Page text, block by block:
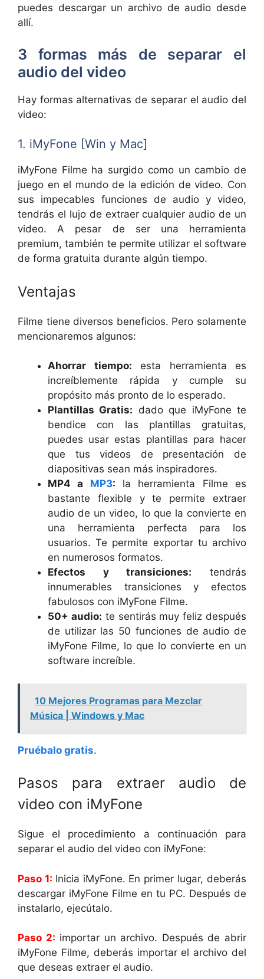
puedes descargar un archivo de audio desde
allí.
3 formas más de separar el
audio del video
Hay formas alternativas de separar el audio del
video:
1. iMyFone [Win y Mac]
iMyFone Filme ha surgido como un cambio de
juego en el mundo de la edición de video. Con
sus impecables funciones de audio y video,
tendrás el lujo de extraer cualquier audio de un
video. A pesar de ser una herramienta
premium, también te permite utilizar el software
de forma gratuita durante algún tiempo.
Ventajas
Filme tiene diversos beneficios. Pero solamente
mencionaremos algunos:
Ahorrar tiempo: esta herramienta es
increíblemente rápida y cumple su
propósito más pronto de lo esperado.
Plantillas Gratis: dado que iMyFone te
bendice con las plantillas gratuitas,
puedes usar estas plantillas para hacer
que tus videos de presentación de
diapositivas sean más inspiradores.
MP4 a MP3: la herramienta Filme es
bastante flexible y te permite extraer
audio de un video, lo que la convierte en
una herramienta perfecta para los
usuarios. Te permite exportar tu archivo
en numerosos formatos.
Efectos y transiciones: tendrás
innumerables transiciones y efectos
fabulosos con iMyFone Filme.
50+ audio: te sentirás muy feliz después
de utilizar las 50 funciones de audio de
iMyFone Filme, lo que lo convierte en un
software increíble.
10 Mejores Programas para Mezclar
Música | Windows y Mac
Pruébalo gratis.
Pasos para extraer audio de
video con iMyFone
Sigue el procedimiento a continuación para
separar el audio del video con iMyFone:
Paso 1: Inicia iMyFone. En primer lugar, deberás
descargar iMyFone Filme en tu PC. Después de
instalarlo, ejecútalo.
Paso 2: importar un archivo. Después de abrir
iMyFone Filme, deberás importar el archivo del
que deseas extraer el audio.